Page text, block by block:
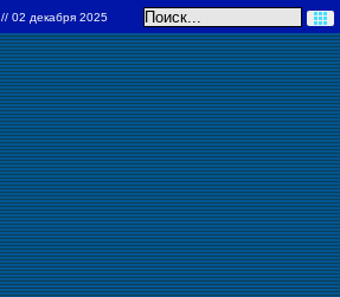
// 02 декабря 2025